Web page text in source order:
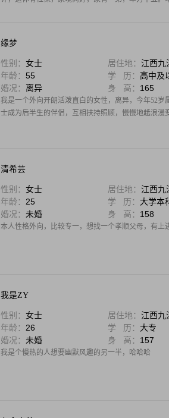
缘梦
性别： 女士 居住地： 江西九
年龄： 55 学 历： 高中及
婚况： 离异 身 高： 165
我是一个外向开朗活泼直白的女性，离异，今年52
士成为后半生的伴侣，互相扶持照顾，慢慢地赿浪漫
清希芸
性别： 女士 居住地： 江西九
年龄： 25 学 历： 大学本
婚况： 未婚 身 高： 158
本人性格外向，比较专一，想找一个孝顺父母，有上
我是ZY
性别： 女士 居住地： 江西九
年龄： 26 学 历： 大专
婚况： 未婚 身 高： 157
我是个慢热的人想要幽默风趣的另一半，哈哈哈